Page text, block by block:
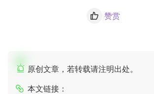
赞赏
原创文章，若转载请注明出处。
本文链接：